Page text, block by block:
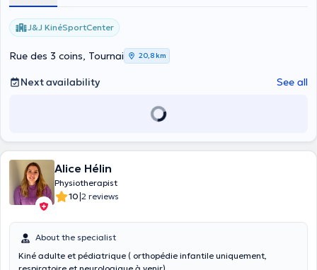
J&J KinéSportCenter
Rue des 3 coins, Tournai 20,8 km
Next availability See all
Alice Hélin
Physiotherapist
10|2 reviews
About the specialist
Kiné adulte et pédiatrique ( orthopédie infantile uniquement,